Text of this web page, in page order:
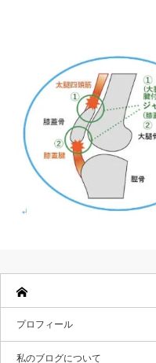
プロフィール
私のブログについて